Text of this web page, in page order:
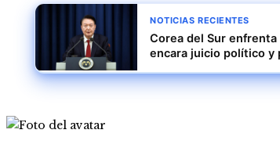
NOTICIAS RECIENTES
Corea del Sur
encara juicio político y